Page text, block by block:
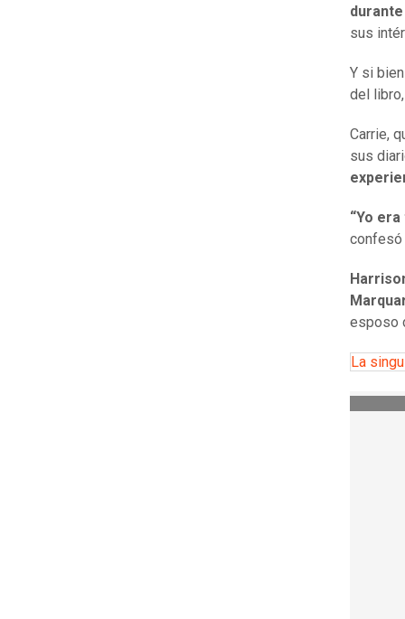
sus
Y si
del
Carrie,
sus
“Yo
confesó
esposo
La